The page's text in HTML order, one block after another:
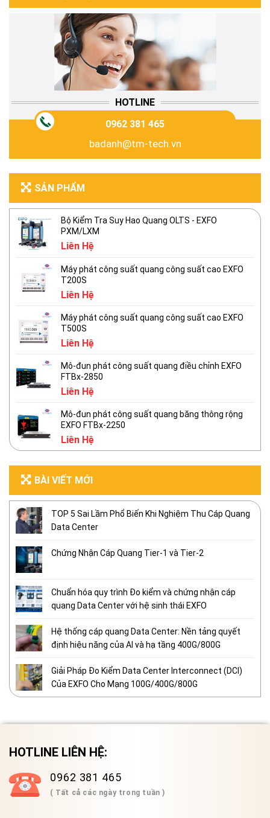
HOTLINE
0962 381 465
badanh@tm-tech.vn
SẢN PHẨM
Bộ Kiểm Tra Suy Hao Quang OLTS - EXFO
PXM/LXM
Liên Hệ
Máy phát công suất quang công suất cao EXFO
T200S
Liên Hệ
Máy phát công suất quang công suất cao EXFO
T500S
Liên Hệ
Mô-đun phát công suất quang điều chỉnh EXFO
FTBx-2850
Liên Hệ
Mô-đun phát công suất quang băng thông rộng
EXFO FTBx-2250
Liên Hệ
BÀI VIẾT MỚI
TOP 5 Sai Lầm Phổ Biến Khi Nghiệm Thu Cáp Quang
Data Center
Chứng Nhận Cáp Quang Tier-1 và Tier-2
Chuẩn hóa quy trình Đo kiểm và chứng nhận cáp
quang Data Center với hệ sinh thái EXFO
Hệ thống cáp quang Data Center: Nền tảng quyết
định hiệu năng của AI và hạ tầng 400G/800G
Giải Pháp Đo Kiểm Data Center Interconnect (DCI)
Của EXFO Cho Mạng 100G/400G/800G
HOTLINE LIÊN HỆ:
0962 381 465
( Tất cả các ngày trong tuần )